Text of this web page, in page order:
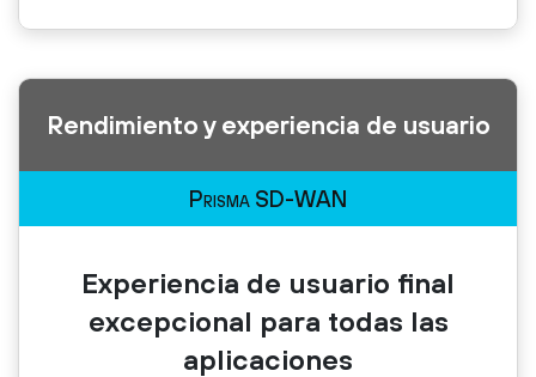
Rendimiento y experiencia de usuario
Prisma SD-WAN
Experiencia de usuario final
excepcional para todas las
aplicaciones